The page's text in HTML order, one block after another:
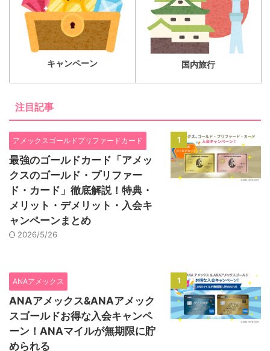
キャンペーン 国内旅行
注目記事
1
アメックスゴールドプリファードカード
最強のゴールドカード「アメッ
クスのゴールド・プリファー
ド・カード」徹底解説！特典・
メリット・デメリット・入会キ
ャンペーンまとめ
2026/5/26
1
ANAアメックス
ANAアメックス&ANAアメック
スゴールドお得な入会キャンペ
ーン！ANAマイルが無期限に貯
められる